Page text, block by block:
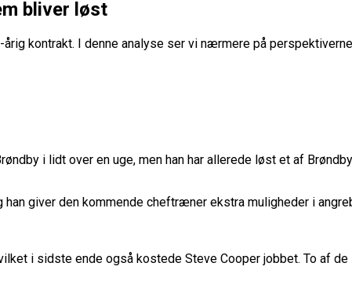
bliver løst
kontrakt. I denne analyse ser vi nærmere på
i lidt over en uge, men han har allerede løst et af
giver den kommende cheftræner ekstra muligheder i
i sidste ende også kostede Steve Cooper jobbet. To af